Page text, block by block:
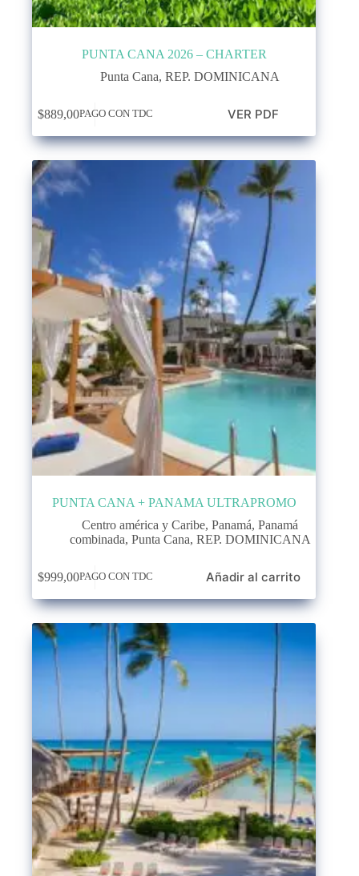
PUNTA CANA 2026 – CHARTER
Punta Cana,REP. DOMINICANA
$889,00PAGO CON TDC VER PDF
PUNTA CANA + PANAMA ULTRAPROMO
Centro américa y Caribe,Panamá,Panamá
combinada, Punta Cana, REP. DOMINICANA
$999,00PAGO CON TDC Añadir al carrito